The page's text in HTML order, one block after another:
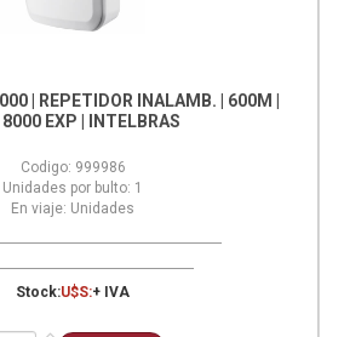
| REPETIDOR INALAMB. | 600M |
8000 EXP | INTELBRAS
Codigo: 999986
Unidades por bulto: 1
En viaje: Unidades
Stock:U$S:+ IVA